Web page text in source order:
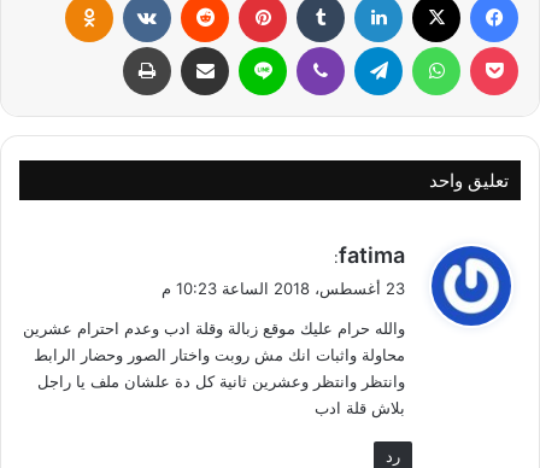
تعليق واحد
ي
ل
fatima
:
23 أغسطس، 2018 الساعة 10:23 م
والله حرام عليك موقع زبالة وقلة ادب وعدم احترام عشرين
محاولة واثبات انك مش روبت واختار الصور وحضار الرابط
وانتظر وانتظر وعشرين ثانية كل دة علشان ملف يا راجل
بلاش قلة ادب
رد